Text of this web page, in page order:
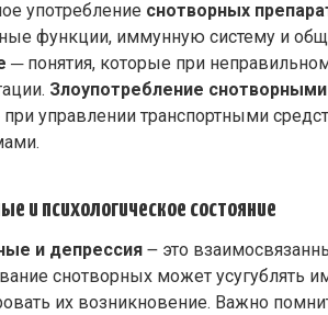
употребление снотворных
функции, иммунную систему и
─ понятия, которые при
Злоупотребление снотворными
при управлении транспортными
и психологическое состояние
и депрессия ౼ это
снотворных может усугублять
их возникновение. Важно